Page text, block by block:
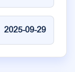
2025-09-29